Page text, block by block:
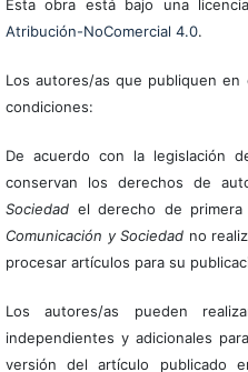
Esta obra está bajo una
Atribución-NoComercial 4.0.
Los autores/as que publiquen
condiciones:
De acuerdo con la legislación
conservan los derechos de
Sociedadel derecho de primera
Comunicación y Sociedad no
procesar artículos para su
Los autores/as pueden
independientes y adicionales
versión del artículo publicado